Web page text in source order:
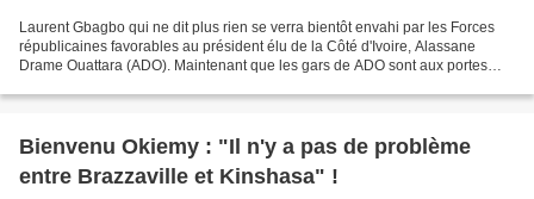
Laurent Gbagbo qui ne dit plus rien se verra bientôt envahi par les Forces
républicaines favorables au président élu de la Côté d'Ivoire, Alassane
Drame Ouattara (ADO). Maintenant que les gars de ADO sont aux portes
Bienvenu Okiemy : "Il n'y a pas de problème
entre Brazzaville et Kinshasa" !